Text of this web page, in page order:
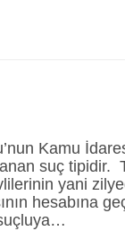
Kamu
suç
yani
hesabına